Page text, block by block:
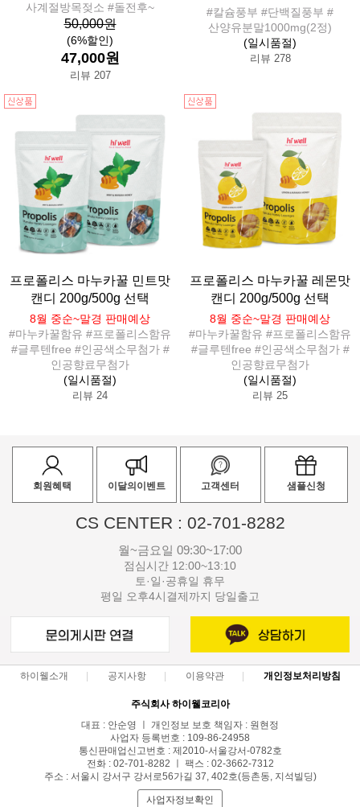
사계절방목젖소 #돌전후~
50,000원
(6%할인)
47,000원
리뷰 207
#칼슘풍부 #단백질풍부 #
산양유분말1000mg(2정)
(일시품절)
리뷰 278
프로폴리스 마누카꿀 민트맛
캔디 200g/500g 선택
8월 중순~말경 판매예상
#마누카꿀함유 #프로폴리스함유
#글루텐free #인공색소무첨가 #
인공향료무첨가
(일시품절)
리뷰 24
프로폴리스 마누카꿀 레몬맛
캔디 200g/500g 선택
8월 중순~말경 판매예상
#마누카꿀함유 #프로폴리스함유
#글루텐free #인공색소무첨가 #
인공향료무첨가
(일시품절)
리뷰 25
회원혜택 이달의이벤트 고객센터 샘플신청
CS CENTER : 02-701-8282
월~금요일 09:30~17:00
점심시간 12:00~13:10
토·일·공휴일 휴무
평일 오후4시결제까지 당일출고
하이웰소개 공지사항 이용약관 개인정보처리방침
주식회사 하이웰코리아
대표 : 안순영 ㅣ 개인정보 보호 책임자 : 원현정
사업자 등록번호 : 109-86-24958
통신판매업신고번호 : 제2010-서울강서-0782호
전화 : 02-701-8282 ㅣ 팩스 : 02-3662-7312
주소 : 서울시 강서구 강서로56가길 37, 402호(등촌동, 지석빌딩)
사업자정보확인